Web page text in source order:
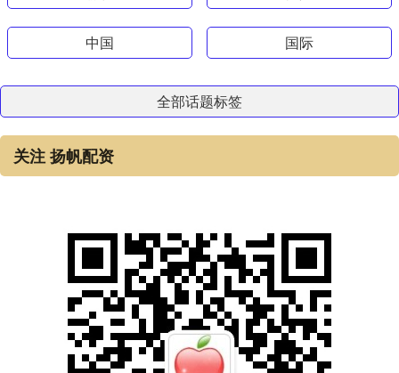
中国 国际
全部话题标签
关注 扬帆配资